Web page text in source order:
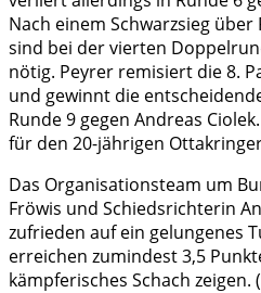
Nach einem Schwarzsieg
sind bei der vierten
nötig. Peyrer remisiert die 8.
und gewinnt die
Runde 9 gegen Andreas
für den 20-jährigen
Das Organisationsteam um
Fröwis und Schiedsrichterin
zufrieden auf ein gelungenes
erreichen zumindest 3,5
kämpferisches Schach zeigen.